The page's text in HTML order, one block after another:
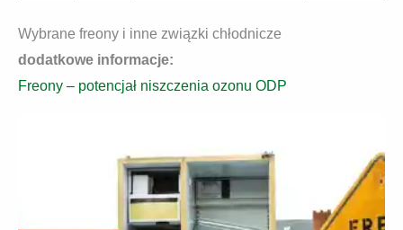
Wybrane freony i inne związki chłodnicze
dodatkowe informacje:
Freony – potencjał niszczenia ozonu ODP